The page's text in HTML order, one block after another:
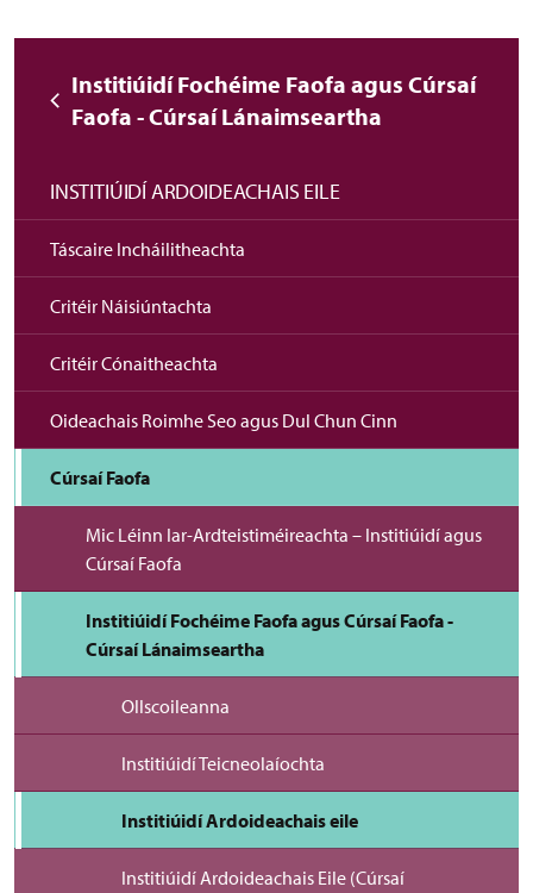
Institiúidí Fochéime Faofa agus Cúrsaí
Faofa - Cúrsaí Lánaimseartha
INSTITIÚIDÍ ARDOIDEACHAIS EILE
Táscaire Incháilitheachta
Critéir Náisiúntachta
Critéir Cónaitheachta
Oideachais Roimhe Seo agus Dul Chun Cinn
Cúrsaí Faofa
Mic Léinn Iar-Ardteistiméireachta – Institiúidí agus
Cúrsaí Faofa
Institiúidí Fochéime Faofa agus Cúrsaí Faofa -
Cúrsaí Lánaimseartha
Ollscoileanna
Institiúidí Teicneolaíochta
Institiúidí Ardoideachais eile
Institiúidí Ardoideachais Eile (Cúrsaí